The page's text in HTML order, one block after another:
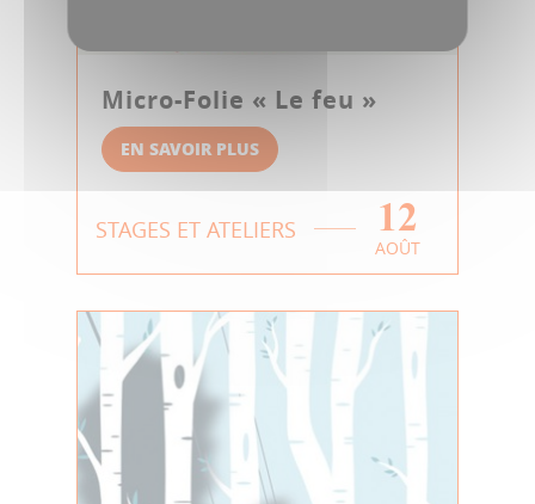
Micro-Folie « Le feu »
EN SAVOIR PLUS
STAGES ET ATELIERS 12
AOÛT